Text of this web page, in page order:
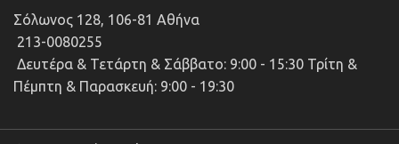
Σόλωνος 128, 106-81 Αθήνα
213-0080255
Δευτέρα & Τετάρτη & Σάββατο: 9:00 - 15:30 Τρίτη &
Πέμπτη & Παρασκευή: 9:00 - 19:30